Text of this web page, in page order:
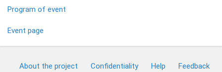
Program of event
Event page
About the project Confidentiality Help Feedback